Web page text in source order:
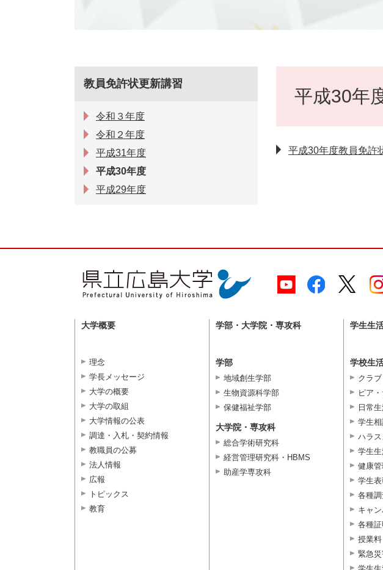
平成30年
平成30年度教員免許
教員免許状更新講習
令和３年度
令和２年度
平成31年度
平成30年度
平成29年度
大学概要
理念
学長メッセージ
大学の概要
大学の取組
大学情報の公表
調達・入札・契約情報
教職員の公募
法人情報
広報
トピックス
教育
学部・大学院・専攻科
学部
地域創生学部
生物資源科学部
保健福祉学部
大学院・専攻科
総合学術研究科
経営管理研究科・HBMS
助産学専攻科
学生生
学校生
クラ
ピア
日常
学生
ハラ
学生
健康管
学生
各種
キャ
各種
授業
緊急